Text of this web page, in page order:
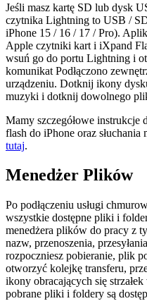
Jeśli masz kartę SD lub dysk
czytnika Lightning to USB /
iPhone 15 / 16 / 17 / Pro).
Apple czytniki kart i iXpand
wsuń go do portu Lightning i
komunikat Podłączono
urządzeniu. Dotknij ikony
muzyki i dotknij dowolnego
Mamy szczegółowe instrukcje
flash do iPhone oraz
tutaj.
Menedżer Plików
Po podłączeniu usługi
wszystkie dostępne pliki i
menedżera plików do pracy z
nazw, przenoszenia,
rozpoczniesz pobieranie, plik
otworzyć kolejkę transferu,
ikony obracających się
pobrane pliki i foldery są